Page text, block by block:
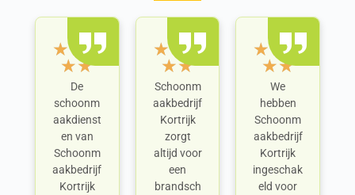
★★★
★★
De
schoonm
aakdienst
en van
Schoonm
aakbedrijf
Kortrijk
★★★
★★
Schoonm
aakbedrijf
Kortrijk
zorgt
altijd voor
een
brandsch
★★★
★★
We
hebben
Schoonm
aakbedrijf
Kortrijk
ingeschak
eld voor